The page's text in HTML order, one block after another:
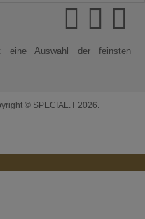
eine Auswahl der feinsten
© SPECIAL.T 2026.